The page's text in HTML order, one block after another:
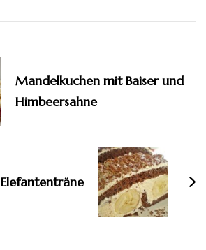
Mandelkuchen mit Baiser und
Himbeersahne
Elefantenträne